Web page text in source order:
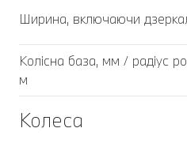
Ширина, включаючи
Колісна база, мм / радіус
м
Колеса